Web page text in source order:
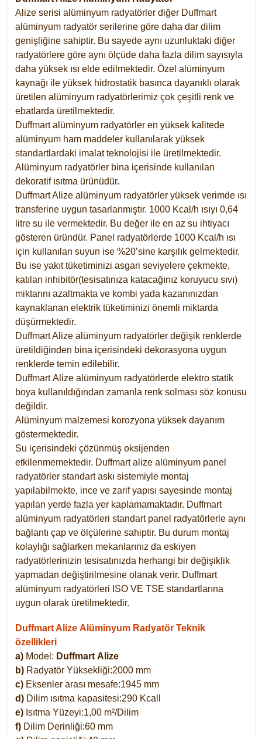
Alize serisi alüminyum radyatörler diğer Duffmart
alüminyum radyatör serilerine göre daha dar dilim
genişliğine sahiptir. Bu sayede aynı uzunluktaki diğer
radyatörlere göre aynı ölçüde daha fazla dilim sayısıyla
daha yüksek ısı elde edilmektedir. Özel alüminyum
kaynağı ile yüksek hidrostatik basınca dayanıklı olarak
üretilen alüminyum radyatörlerimiz çok çeşitli renk ve
ebatlarda üretilmektedir.
Duffmart alüminyum radyatörler en yüksek kalitede
alüminyum ham maddeler kullanılarak yüksek
standartlardaki imalat teknolojisi ile üretilmektedir.
Alüminyum radyatörler bina içerisinde kullanılan
dekoratif ısıtma ürünüdür.
Duffmart Alize alüminyum radyatörler yüksek verimde ısı
transferine uygun tasarlanmıştır. 1000 Kcal/h ısıyı 0,64
litre su ile vermektedir. Bu değer ile en az su ihtiyacı
gösteren üründür. Panel radyatörlerde 1000 Kcal/h ısı
için kullanılan suyun ise %20’sine karşılık gelmektedir.
Bu ise yakıt tüketiminizi asgari seviyelere çekmekte,
katılan inhibitör(tesisatınıza katacağınız koruyucu sıvı)
miktarını azaltmakta ve kombi yada kazanınızdan
kaynaklanan elektrik tüketiminizi önemli miktarda
düşürmektedir.
Duffmart Alize alüminyum radyatörler değişik renklerde
üretildiğinden bina içerisindeki dekorasyona uygun
renklerde temin edilebilir.
DuffmartAlize alüminyum radyatörlerde elektro statik
boya kullanıldığından zamanla renk solması söz konusu
değildir.
Alüminyum malzemesi korozyona yüksek dayanım
göstermektedir.
Su içerisindeki çözünmüş oksijenden
etkilenmemektedir. Duffmart alize alüminyum panel
radyatörler standart askı sistemiyle montaj
yapılabilmekte, ince ve zarif yapısı sayesinde montaj
yapılan yerde fazla yer kaplamamaktadır. Duffmart
alüminyum radyatörleri standart panel radyatörlerle aynı
bağlantı çap ve ölçülerine sahiptir. Bu durum montaj
kolaylığı sağlarken mekanlarınız da eskiyen
radyatörlerinizin tesisatınızda herhangi bir değişiklik
yapmadan değiştirilmesine olanak verir. Duffmart
alüminyum radyatörleri ISO VE TSE standartlarına
uygun olarak üretilmektedir.
Duffmart Alize Alüminyum Radyatör Teknik
özellikleri
a) Model: Duffmart Alize
b) Radyatör Yüksekliği:2000 mm
c) Eksenler arası mesafe:1945 mm
d) Dilim ısıtma kapasitesi:290 Kcall
e) Isıtma Yüzeyi:1,00 m²/Dilim
f) Dilim Derinliği:60 mm